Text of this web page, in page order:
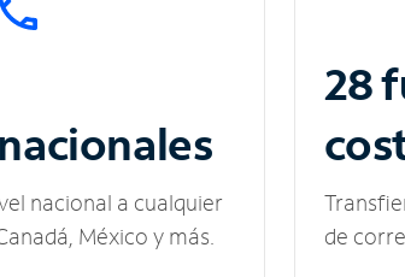
nacional a cualquier
México y más.
28
de